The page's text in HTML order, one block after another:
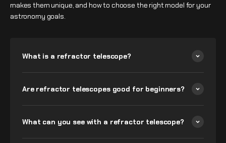
makes them unique, and how to choose the right model for your
astronomy goals.
What is a refractor telescope?
Are refractor telescopes good for beginners?
What can you see with a refractor telescope?